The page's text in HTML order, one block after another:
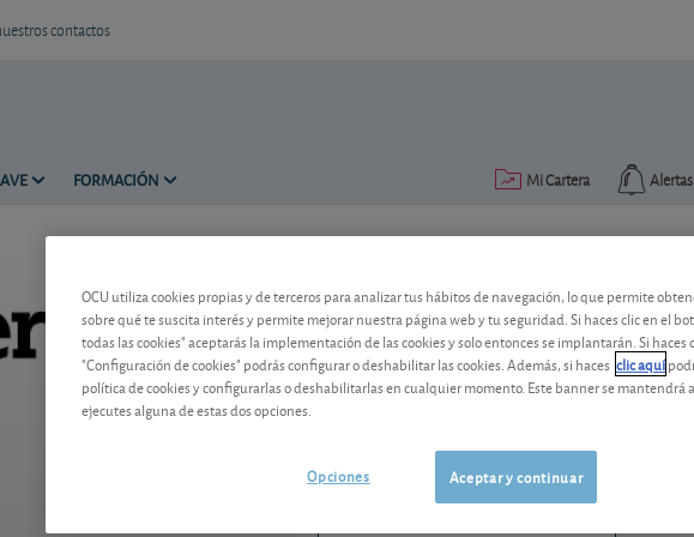
contactos
FORMACIÓN Alertas
Mi Cartera
Endesa: nuevo
¿Cómo afecta a las eléctricas
06/08/2026 Madrid
0,94 EUR (2,26 %)
OCU utiliza cookies propias y de terceros para analizar tus hábitos de navegación, lo que permite
sobre qué te suscita interés y permite mejorar nuestra página web y tu seguridad. Si haces clic en el
todas las cookies" aceptarás la implementación de las cookies y solo entonces se implantarán. Si haces
"Configuración de cookies" podrás configurar o deshabilitar las cookies. Además, si haces clic aquí
política de cookies y configurarlas o deshabilitarlas en cualquier momento. Este banner se mantendrá
ejecutes alguna de estas dos opciones.
Aceptar y continuar
Opciones